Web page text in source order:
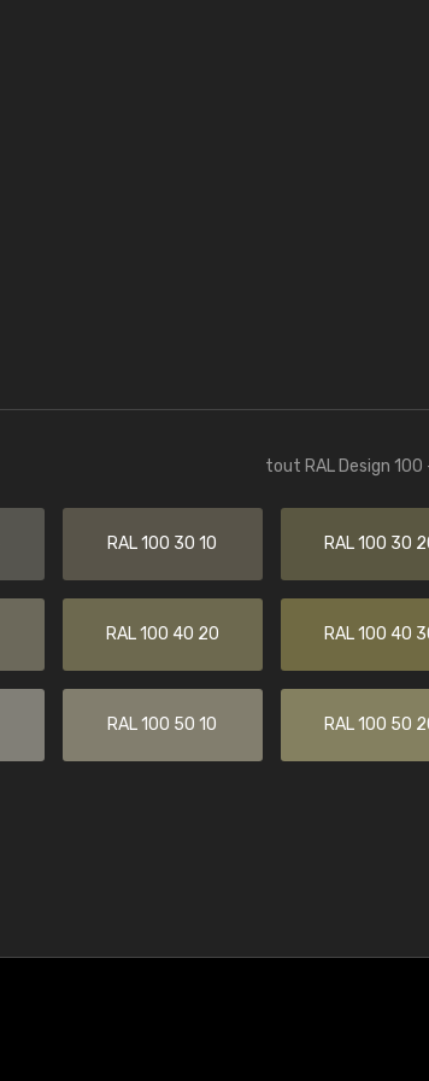
tout RAL Design 100
RAL 100 30 10 RAL 100 30
RAL 100 40 20 RAL 100 40
RAL 100 50 10 RAL 100 50